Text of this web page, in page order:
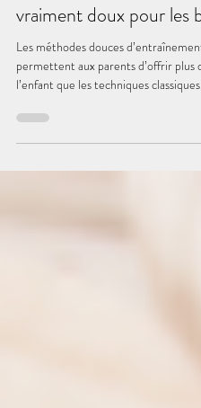
Les techniques douces
d'entraînement au
vraiment doux pour les
permettent aux parents d’offrir plus
l’enfant que les techniques